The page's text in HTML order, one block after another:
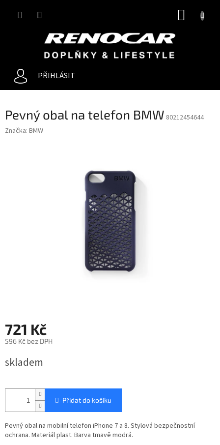
PŘIHLÁSIT
Pevný obal na telefon BMW 80212454644
Značka: BMW
721 Kč
596 Kč bez DPH
cena:
skladem
Přidat do košíku
Pevný obal na mobilní telefon iPhone 7 a 8. Stylová bezpečnostní
ochrana. Materiál plast. Barva tmavě modrá.